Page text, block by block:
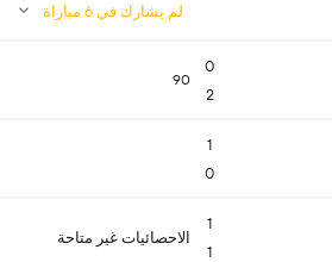
لم يشارك في 6 مباراة
0
2
90
1
0
1
1
الاحصائيات غير متاحة